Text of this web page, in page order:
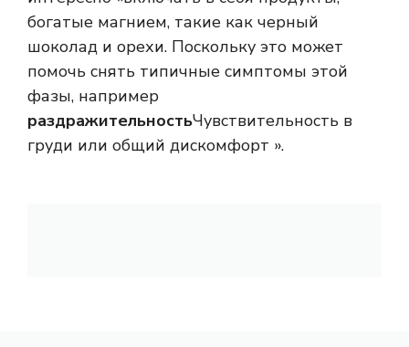
богатые магнием, такие как черный
шоколад и орехи. Поскольку это может
помочь снять типичные симптомы этой
фазы, например
раздражительностьЧувствительность в
груди или общий дискомфорт ».